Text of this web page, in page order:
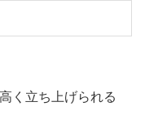
く立ち上げられる